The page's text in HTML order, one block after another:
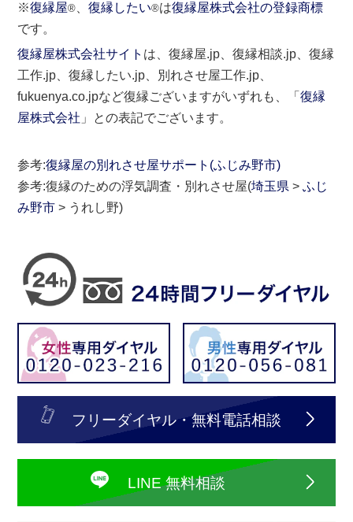
※復縁屋® 、復縁したい®は復縁屋株式会社の登録商標
です。
復縁屋株式会社サイト は、復縁屋.jp、復縁相談.jp、復縁
工作.jp、復縁したい.jp、別れさせ屋工作.jp、
fukuenya.co.jpなど復縁ございますがいずれも、「復縁
屋株式会社 」との表記でございます。
参考:復縁屋の別れさせ屋サポート(ふじみ野市)
参考:復縁のための浮気調査・別れさせ屋(埼玉県 >ふじ
み野市 > うれし野)
フリーダイヤル・無料電話相談
LINE 無料相談